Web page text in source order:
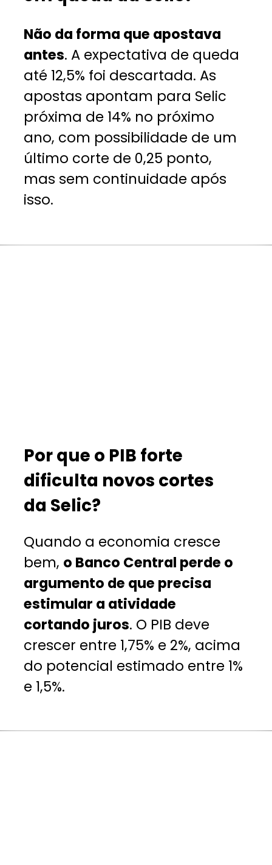
Não da forma que apostava
antes. A expectativa de queda
até 12,5% foi descartada. As
apostas apontam para Selic
próxima de 14% no próximo
ano, com possibilidade de um
último corte de 0,25 ponto,
mas sem continuidade após
isso.
Quando a economia cresce
bem, o Banco Central perde o
argumento de que precisa
estimular a atividade
cortando juros. O PIB deve
crescer entre 1,75% e 2%, acima
do potencial estimado entre 1%
e 1,5%.
Por que o PIB forte
dificulta novos cortes
da Selic?